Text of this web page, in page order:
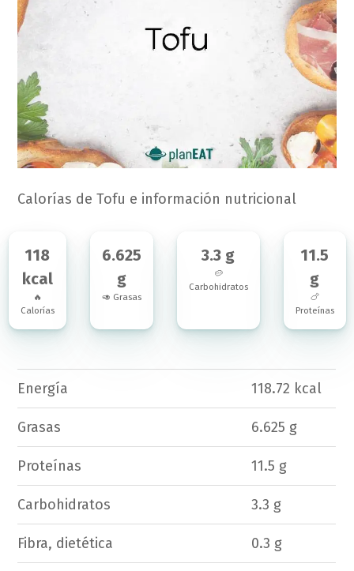
Calorías de Tofu e información nutricional
118
kcal
🔥
Calorías
6.625
g
🥑 Grasas
3.3 g
🥔
Carbohidratos
11.5
g
🍗
Proteínas
Energía 118.72 kcal
Grasas 6.625 g
Proteínas 11.5 g
Carbohidratos 3.3 g
Fibra, dietética 0.3 g